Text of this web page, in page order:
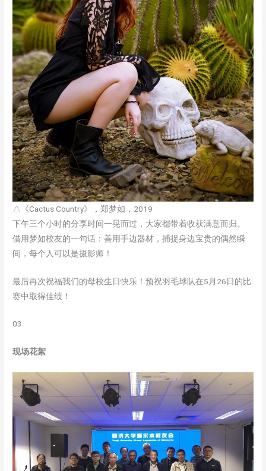
△《Cactus Country》，郑梦如，2019
下午三个小时的分享时间一晃而过，大家都带着收获满意而归。
借用梦如校友的一句话：善用手边器材，捕捉身边宝贵的偶然瞬
间，每个人可以是摄影师！
最后再次祝福我们的母校生日快乐！预祝羽毛球队在5月26日的比
赛中取得佳绩！
03
现场花絮